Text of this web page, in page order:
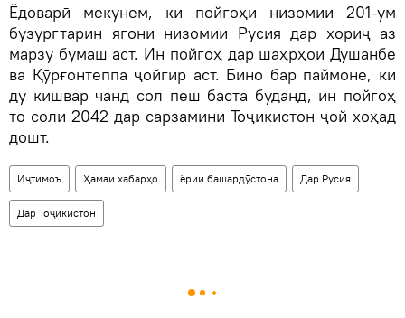
Ёдоварӣ мекунем, ки пойгоҳи низомии 201-ум
бузургтарин ягони низомии Русия дар хориҷ аз
марзу бумаш аст. Ин пойгоҳ дар шаҳрҳои Душанбе
ва Қӯрғонтеппа ҷойгир аст. Бино бар паймоне, ки
ду кишвар чанд сол пеш баста буданд, ин пойгоҳ
то соли 2042 дар сарзамини Тоҷикистон ҷой хоҳад
дошт.
Иҷтимоъ Ҳамаи хабарҳо ёрии башардӯстона Дар Русия
Дар Тоҷикистон